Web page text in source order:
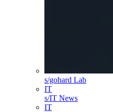
s/gohard Lab
IT
s/IT News
IT